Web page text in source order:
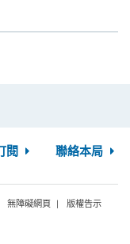
閱 聯絡本局
無障礙網頁
版權告示